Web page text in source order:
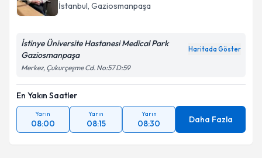
İstanbul, Gaziosmanpaşa
İstinye Üniversite Hastanesi Medical Park
Gaziosmanpaşa
Haritada Göster
Merkez, Çukurçeşme Cd. No:57 D:59
En Yakın Saatler
Yarın
08:00
Yarın
08:15
Yarın
08:30 Daha Fazla